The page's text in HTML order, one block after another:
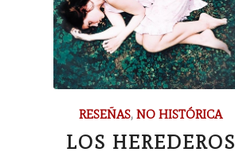
RESEÑAS,NO HISTÓRICA
LOS HEREDEROS